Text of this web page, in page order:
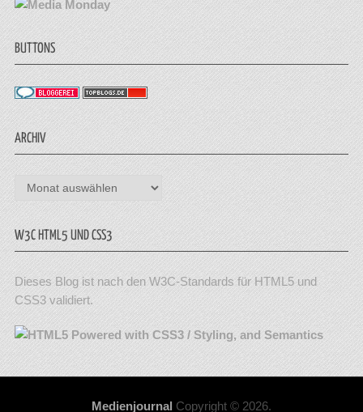
BUTTONS
ARCHIV
Archiv
W3C HTML5 UND CSS3
Dieses Blog ist nach den W3C-Standards für HTML5 und
CSS3 validiert.
Medienjournal Copyright © 2026.